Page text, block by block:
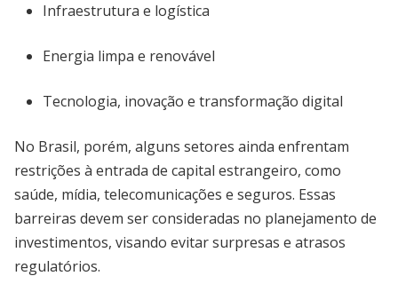
Infraestrutura e logística
Energia limpa e renovável
Tecnologia, inovação e transformação digital
No Brasil, porém, alguns setores ainda enfrentam
restrições à entrada de capital estrangeiro, como
saúde, mídia, telecomunicações e seguros. Essas
barreiras devem ser consideradas no planejamento de
investimentos, visando evitar surpresas e atrasos
regulatórios.